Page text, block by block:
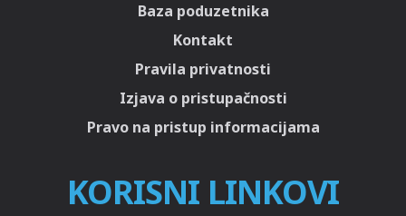
Baza poduzetnika
Kontakt
Pravila privatnosti
Izjava o pristupačnosti
Pravo na pristup informacijama
KORISNI LINKOVI